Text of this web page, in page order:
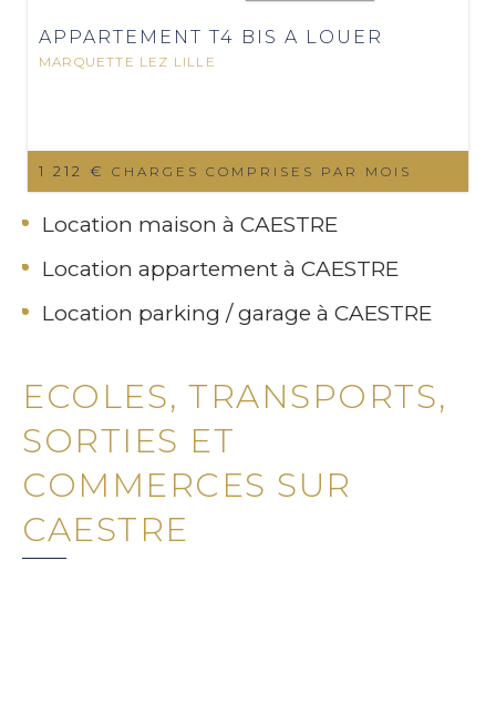
APPARTEMENT T4 BIS A LOUER
MARQUETTE LEZ LILLE
1 212 € CHARGES COMPRISES PAR MOIS
Location maison à CAESTRE
Location appartement à CAESTRE
Location parking / garage à CAESTRE
ECOLES, TRANSPORTS,
SORTIES ET
COMMERCES SUR
CAESTRE